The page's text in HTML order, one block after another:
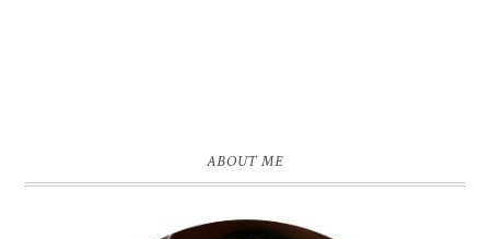
ABOUT ME